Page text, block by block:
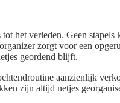
het verleden. Geen
zorgt voor een
geordend blijft.
aanzienlijk
zijn altijd netjes